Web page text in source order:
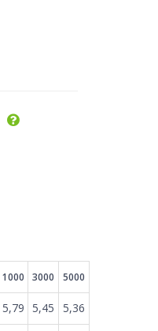
1000 3000 5000
5,79 5,45 5,36